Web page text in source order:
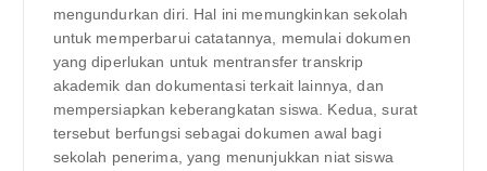
mengundurkan diri. Hal ini memungkinkan sekolah
untuk memperbarui catatannya, memulai dokumen
yang diperlukan untuk mentransfer transkrip
akademik dan dokumentasi terkait lainnya, dan
mempersiapkan keberangkatan siswa. Kedua, surat
tersebut berfungsi sebagai dokumen awal bagi
sekolah penerima, yang menunjukkan niat siswa